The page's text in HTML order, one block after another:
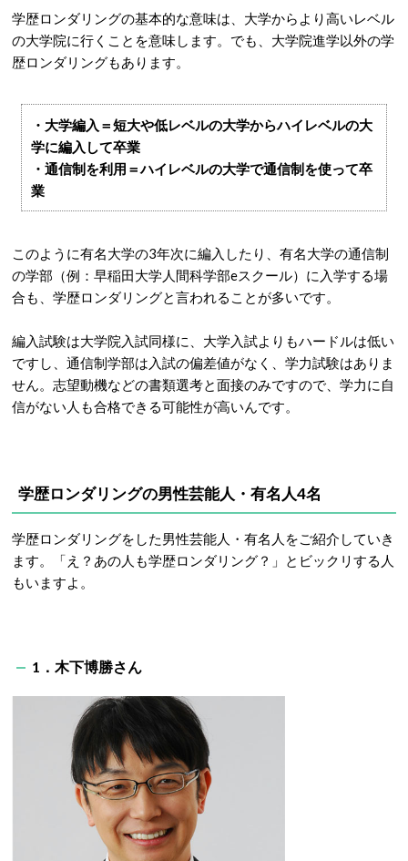
学歴ロンダリングの基本的な意味は、大学からより高いレベル
の大学院に行くことを意味します。でも、大学院進学以外の学
歴ロンダリングもあります。
・大学編入＝短大や低レベルの大学からハイレベルの大
学に編入して卒業
・通信制を利用＝ハイレベルの大学で通信制を使って卒
業
このように有名大学の3年次に編入したり、有名大学の通信制
の学部（例：早稲田大学人間科学部eスクール）に入学する場
合も、学歴ロンダリングと言われることが多いです。
編入試験は大学院入試同様に、大学入試よりもハードルは低い
ですし、通信制学部は入試の偏差値がなく、学力試験はありま
せん。志望動機などの書類選考と面接のみですので、学力に自
信がない人も合格できる可能性が高いんです。
学歴ロンダリングの男性芸能人・有名人4名
学歴ロンダリングをした男性芸能人・有名人をご紹介していき
ます。「え？あの人も学歴ロンダリング？」とビックリする人
もいますよ。
1．木下博勝さん